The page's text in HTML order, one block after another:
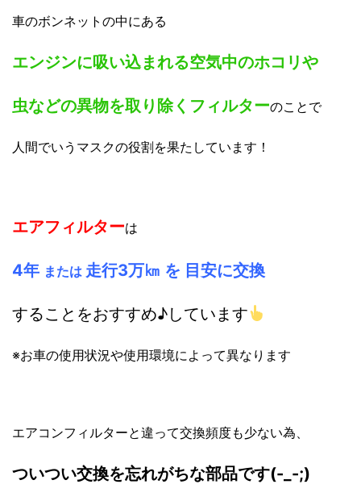
車のボンネットの中にある
エンジンに吸い込まれる空気中のホコリや
虫などの異物を取り除くフィルターのことで
人間でいうマスクの役割を果たしています！
エアフィルターは
4年 または 走行3万㎞ を 目安に交換
することをおすすめ♪しています
※お車の使用状況や使用環境によって異なります
エアコンフィルターと違って交換頻度も少ない為、
ついつい交換を忘れがちな部品です(-_-;)